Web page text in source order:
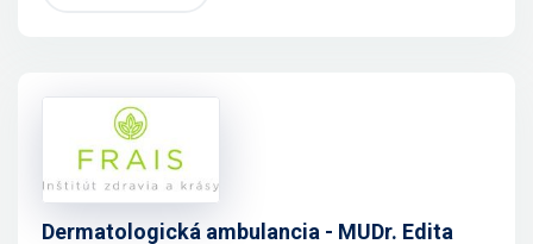
Dermatologická ambulancia - MUDr. Edita